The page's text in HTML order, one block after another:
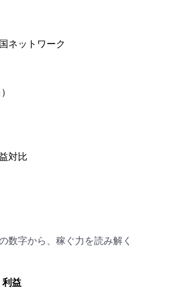
ネットワーク
対比
数字から、稼ぐ力を読み解く
利益